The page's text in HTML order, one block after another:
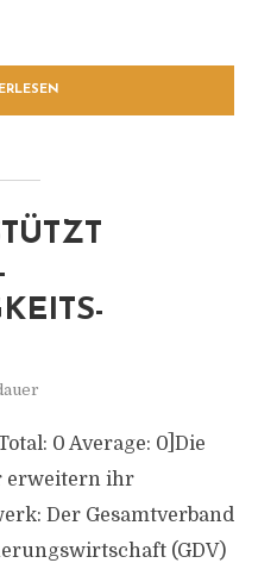
0 Average: 0]Die
erweitern ihr
Der Gesamtverband
(GDV)